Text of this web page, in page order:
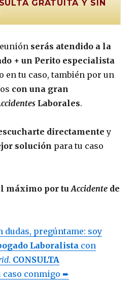
GRATUITA Y SIN
serás atendido a la
+ un Perito especialista
en tu caso, también por un
con una gran
Laborales.
directamente y
solución para tu caso
máximo por tuAccidente de
dudas, pregúntame: soy
Laboralista con
. CONSULTA
caso conmigo ➨